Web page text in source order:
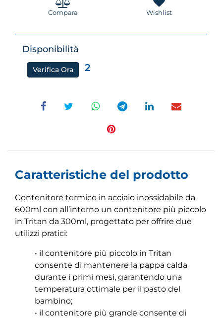
Compara Wishlist
Disponibilità
Verifica Ora 2
Caratteristiche del prodotto
Contenitore termico in acciaio inossidabile da
600ml con all’interno un contenitore più piccolo
in Tritan da 300ml, progettato per offrire due
utilizzi pratici:
• il contenitore più piccolo in Tritan
consente di mantenere la pappa calda
durante i primi mesi, garantendo una
temperatura ottimale per il pasto del
bambino;
• il contenitore più grande consente di